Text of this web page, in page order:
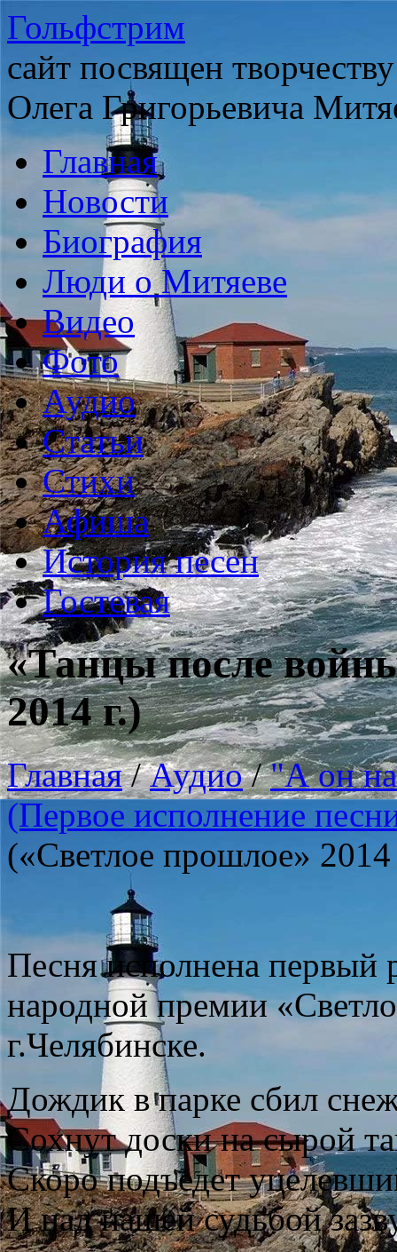
Гольфстрим
сайт посвящен
Олега Григорьевича
Главная
Новости
Биография
Люди о Митяеве
Видео
Фото
Аудио
Статьи
Стихи
Афиша
История песен
Гостевая
«Танцы после
2014 г.)
Главная/Аудио/"А он
(Первое исполнение
(«Светлое прошлое» 2014
Песня исполнена первый
народной премии
г.Челябинске.
Дождик в парке сбил
Сохнут доски на сырой
Скоро подъедет
И над нашей судьбой